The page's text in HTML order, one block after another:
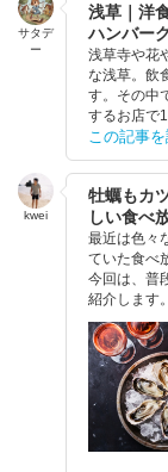
サタデ
ー
浅草｜洋
ハンバー
浅草寺や花
な浅草。飲
す。その中
するお店で1
この記事
kwei
牡蠣もカ
しい食べ
最近は色々
ていた食べ
今回は、普
紹介します